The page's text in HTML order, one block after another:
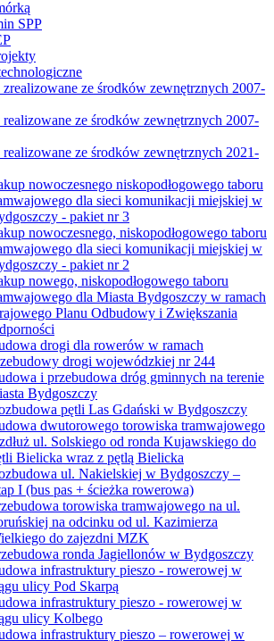
SPP
ze środków zewnętrznych 2007-
ze środków zewnętrznych 2007-
ze środków zewnętrznych 2021-
nowoczesnego niskopodłogowego taboru
dla sieci komunikacji miejskiej w
- pakiet nr 3
nowoczesnego, niskopodłogowego taboru
dla sieci komunikacji miejskiej w
- pakiet nr 2
nowego, niskopodłogowego taboru
dla Miasta Bydgoszczy w ramach
Planu Odbudowy i Zwiększania
drogi dla rowerów w ramach
drogi wojewódzkiej nr 244
i przebudowa dróg gminnych na terenie
Bydgoszczy
pętli Las Gdański w Bydgoszczy
dwutorowego torowiska tramwajowego
ul. Solskiego od ronda Kujawskiego do
Bielicka wraz z pętlą Bielicka
ul. Nakielskiej w Bydgoszczy –
I (bus pas + ścieżka rowerowa)
torowiska tramwajowego na ul.
na odcinku od ul. Kazimierza
do zajezdni MZK
ronda Jagiellonów w Bydgoszczy
infrastruktury pieszo - rowerowej w
ulicy Pod Skarpą
infrastruktury pieszo - rowerowej w
ulicy Kolbego
infrastruktury pieszo – rowerowej w